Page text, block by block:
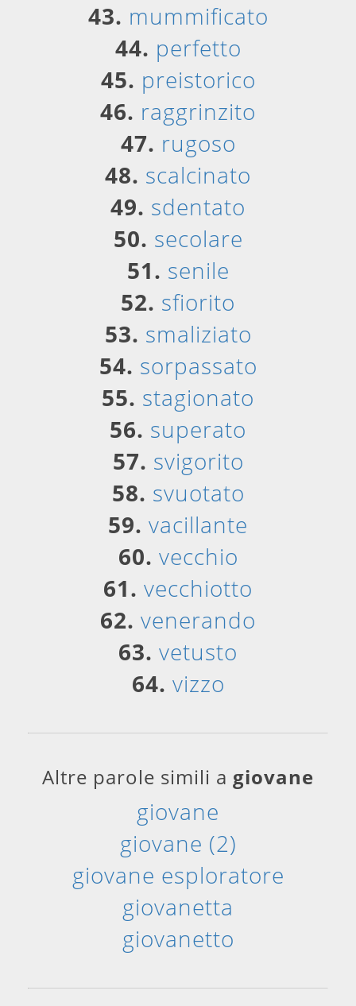
43. mummificato
44. perfetto
45. preistorico
46. raggrinzito
47. rugoso
48. scalcinato
49. sdentato
50. secolare
51. senile
52. sfiorito
53. smaliziato
54. sorpassato
55. stagionato
56. superato
57. svigorito
58. svuotato
59. vacillante
60. vecchio
61. vecchiotto
62. venerando
63. vetusto
64. vizzo
Altre parole simili a giovane
giovane
giovane (2)
giovane esploratore
giovanetta
giovanetto